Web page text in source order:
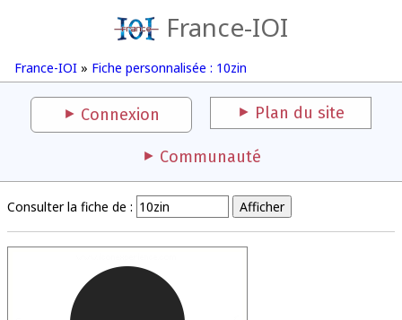
France-IOI
France-IOI » Fiche personnalisée : 10zin
Connexion Plan du site
Communauté
Consulter la fiche de :